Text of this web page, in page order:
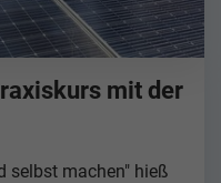
mit der
selbst machen" hieß